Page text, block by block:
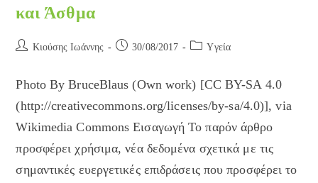
και Άσθμα
Post Κιούσης Ιωάννης
Post 30/08/2017
PostYγεία
Photo By BruceBlaus (Own work) [CC BY-SA 4.0
(http://creativecommons.org/licenses/by-sa/4.0)], via
Wikimedia Commons Εισαγωγή Το παρόν άρθρο
προσφέρει χρήσιμα, νέα δεδομένα σχετικά με τις
σημαντικές ευεργετικές επιδράσεις που προσφέρει το